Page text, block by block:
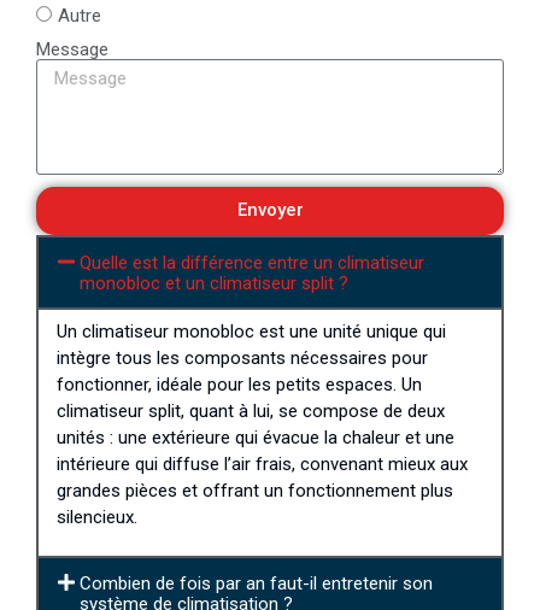
Autre
Message
Envoyer
Quelle est la différence entre un climatiseur
monobloc et un climatiseur split ?
Un climatiseur monobloc est une unité unique qui
intègre tous les composants nécessaires pour
fonctionner, idéale pour les petits espaces. Un
climatiseur split, quant à lui, se compose de deux
unités : une extérieure qui évacue la chaleur et une
intérieure qui diffuse l’air frais, convenant mieux aux
grandes pièces et offrant un fonctionnement plus
silencieux.
Combien de fois par an faut-il entretenir son
système de climatisation ?